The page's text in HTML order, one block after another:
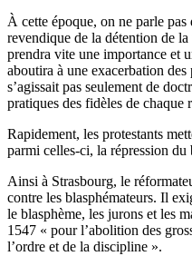
À cette époque, on ne parle
revendique de la détention de
prendra vite une importance et
aboutira à une exacerbation
s’agissait pas seulement de
pratiques des fidèles de
Rapidement, les protestants
parmi celles-ci, la répression du
Ainsi à Strasbourg, le
contre les blasphémateurs. Il
le blasphème, les jurons et les
1547 « pour l’abolition des
l’ordre et de la discipline ».